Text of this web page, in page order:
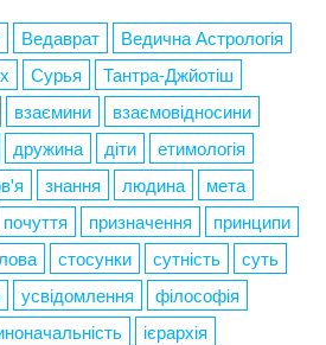
Ведаврат
Ведична Астрологія
Сурья
Тантра-Джйотіш
взаємини
взаємовідносини
дружина діти
етимологія
знання людина
мета
почуття призначення
принципи
стосунки сутність
суть
усвідомлення
філософія
ієрархія